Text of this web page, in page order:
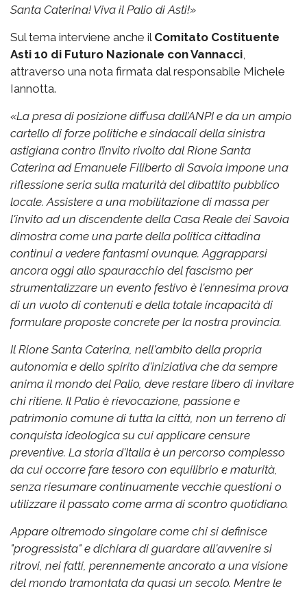
Santa Caterina! Viva il Palio di Asti!»
Sul tema interviene anche il Comitato Costituente
Asti 10 di Futuro Nazionale con Vannacci
attraverso una nota firmata dal responsabile Michele
Iannotta.
«La presa di posizione diffusa dall’ANPI e da un ampio
cartello di forze politiche e sindacali della sinistra
astigiana contro l’invito rivolto dal Rione Santa
Caterina ad Emanuele Filiberto di Savoia impone una
riflessione seria sulla maturità del dibattito pubblico
locale. Assistere a una mobilitazione di massa per
l'invito ad un discendente della Casa Reale dei Savoia
dimostra come una parte della politica cittadina
continui a vedere fantasmi ovunque. Aggrapparsi
ancora oggi allo spauracchio del fascismo per
strumentalizzare un evento festivo è l'ennesima prova
di un vuoto di contenuti e della totale incapacità di
formulare proposte concrete per la nostra provincia.
Il Rione Santa Caterina, nell'ambito della propria
autonomia e dello spirito d'iniziativa che da sempre
anima il mondo del Palio, deve restare libero di invitare
chi ritiene. Il Palio è rievocazione, passione e
patrimonio comune di tutta la città, non un terreno di
conquista ideologica su cui applicare censure
preventive. La storia d'Italia è un percorso complesso
da cui occorre fare tesoro con equilibrio e maturità,
senza riesumare continuamente vecchie questioni o
utilizzare il passato come arma di scontro quotidiano.
Appare oltremodo singolare come chi si definisce
"progressista" e dichiara di guardare all'avvenire si
ritrovi, nei fatti, perennemente ancorato a una visione
del mondo tramontata da quasi un secolo. Mentre le